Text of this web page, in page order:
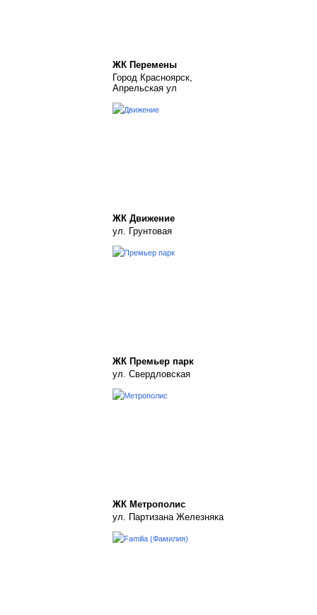
ЖК Перемены
Город Красноярск,
Апрельская ул
ЖК Движение
ул. Грунтовая
ЖК Премьер парк
ул. Свердловская
ЖК Метрополис
ул. Партизана Железняка